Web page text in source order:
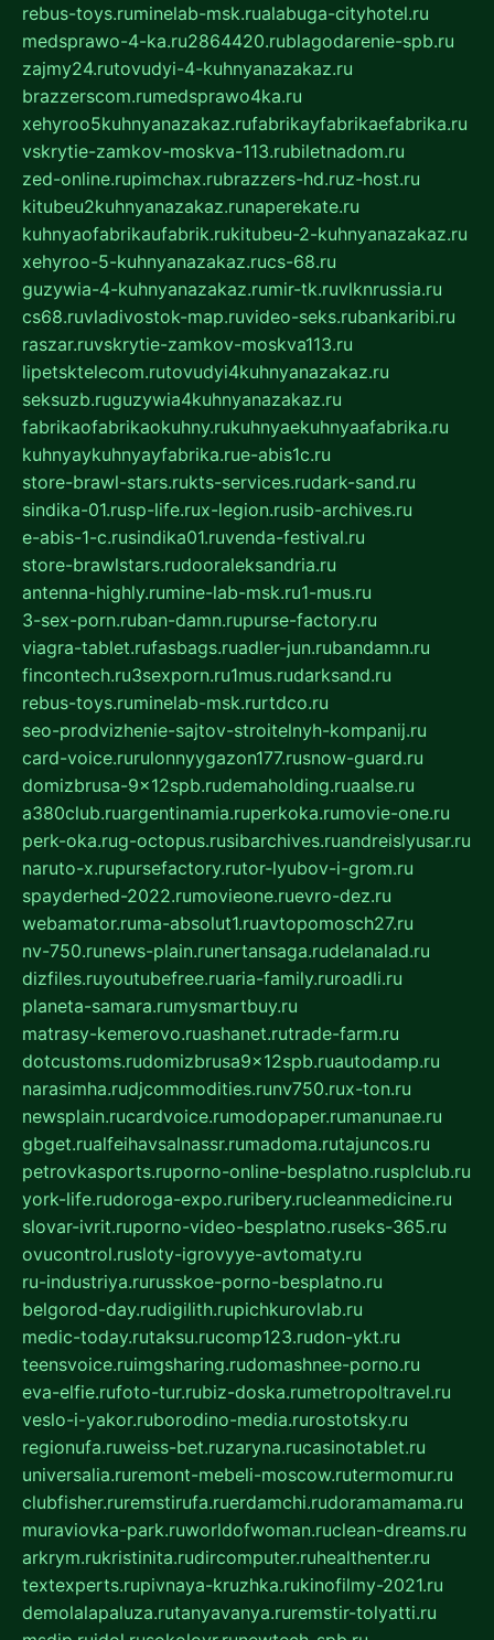
rebus-toys.ruminelab-msk.rualabuga-cityhotel.ru
medsprawo-4-ka.ru2864420.rublagodarenie-spb.ru
zajmy24.rutovudyi-4-kuhnyanazakaz.ru
brazzerscom.rumedsprawo4ka.ru
xehyroo5kuhnyanazakaz.rufabrikayfabrikaefabrika.ru
vskrytie-zamkov-moskva-113.rubiletnadom.ru
zed-online.rupimchax.rubrazzers-hd.ruz-host.ru
kitubeu2kuhnyanazakaz.runaperekate.ru
kuhnyaofabrikaufabrik.rukitubeu-2-kuhnyanazakaz.ru
xehyroo-5-kuhnyanazakaz.rucs-68.ru
guzywia-4-kuhnyanazakaz.rumir-tk.ruvlknrussia.ru
cs68.ruvladivostok-map.ruvideo-seks.rubankaribi.ru
raszar.ruvskrytie-zamkov-moskva113.ru
lipetsktelecom.rutovudyi4kuhnyanazakaz.ru
seksuzb.ruguzywia4kuhnyanazakaz.ru
fabrikaofabrikaokuhny.rukuhnyaekuhnyaafabrika.ru
kuhnyaykuhnyayfabrika.rue-abis1c.ru
store-brawl-stars.rukts-services.rudark-sand.ru
sindika-01.rusp-life.rux-legion.rusib-archives.ru
e-abis-1-c.rusindika01.ruvenda-festival.ru
store-brawlstars.rudooraleksandria.ru
antenna-highly.rumine-lab-msk.ru1-mus.ru
3-sex-porn.ruban-damn.rupurse-factory.ru
viagra-tablet.rufasbags.ruadler-jun.rubandamn.ru
fincontech.ru3sexporn.ru1mus.rudarksand.ru
rebus-toys.ruminelab-msk.rurtdco.ru
seo-prodvizhenie-sajtov-stroitelnyh-kompanij.ru
card-voice.rurulonnyygazon177.rusnow-guard.ru
domizbrusa-9x12spb.rudemaholding.ruaalse.ru
a380club.ruargentinamia.ruperkoka.rumovie-one.ru
perk-oka.rug-octopus.rusibarchives.ruandreislyusar.ru
naruto-x.rupursefactory.rutor-lyubov-i-grom.ru
spayderhed-2022.rumovieone.ruevro-dez.ru
webamator.ruma-absolut1.ruavtopomosch27.ru
nv-750.runews-plain.runertansaga.rudelanalad.ru
dizfiles.ruyoutubefree.ruaria-family.ruroadli.ru
planeta-samara.rumysmartbuy.ru
matrasy-kemerovo.ruashanet.rutrade-farm.ru
dotcustoms.rudomizbrusa9x12spb.ruautodamp.ru
narasimha.rudjcommodities.runv750.rux-ton.ru
newsplain.rucardvoice.rumodopaper.rumanunae.ru
gbget.rualfeihavsalnassr.rumadoma.rutajuncos.ru
petrovkasports.ruporno-online-besplatno.rusplclub.ru
york-life.rudoroga-expo.ruribery.rucleanmedicine.ru
slovar-ivrit.ruporno-video-besplatno.ruseks-365.ru
ovucontrol.rusloty-igrovyye-avtomaty.ru
ru-industriya.rurusskoe-porno-besplatno.ru
belgorod-day.rudigilith.rupichkurovlab.ru
medic-today.rutaksu.rucomp123.rudon-ykt.ru
teensvoice.ruimgsharing.rudomashnee-porno.ru
eva-elfie.rufoto-tur.rubiz-doska.rumetropoltravel.ru
veslo-i-yakor.ruborodino-media.rurostotsky.ru
regionufa.ruweiss-bet.ruzaryna.rucasinotablet.ru
universalia.ruremont-mebeli-moscow.rutermomur.ru
clubfisher.ruremstirufa.ruerdamchi.rudoramamama.ru
muraviovka-park.ruworldofwoman.ruclean-dreams.ru
arkrym.rukristinita.rudircomputer.ruhealthenter.ru
textexperts.rupivnaya-kruzhka.rukinofilmy-2021.ru
demolalapaluza.rutanyavanya.ruremstir-tolyatti.ru